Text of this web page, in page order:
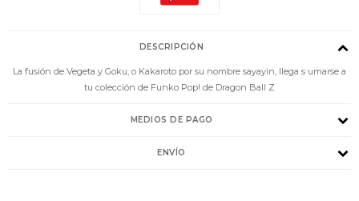
DESCRIPCIÓN
La fusión de Vegeta y Goku, o Kakaroto por su nombre sayayin, llega s umarse a
tu colección de Funko Pop! de Dragon Ball Z
MEDIOS DE PAGO
ENVÍO